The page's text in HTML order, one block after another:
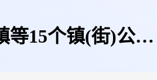
等15个镇(街)公共